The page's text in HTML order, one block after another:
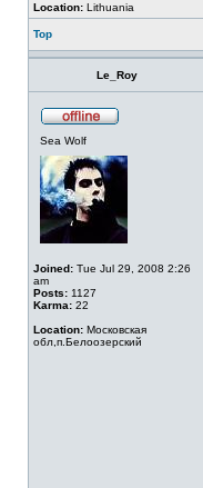
Location: Lithuania
Top
Le_Roy
Sea Wolf
Joined: Tue Jul 29, 2008 2:26
am
Posts: 1127
Karma: 22
Location: Московская
обл,п.Белоозерский